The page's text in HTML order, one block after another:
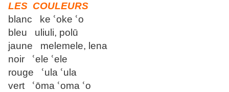
LES COULEURS
blanc ke ՙoke ՙo
bleu uliuli, polū
jaune melemele, lena
noir ՙele ՙele
rouge ՙula ՙula
vert ՙōma ՙoma ՙo